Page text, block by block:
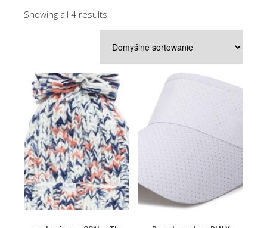
Showing all 4 results